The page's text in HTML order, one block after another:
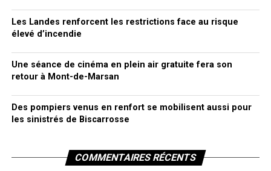
Les Landes renforcent les restrictions face au risque
élevé d’incendie
Une séance de cinéma en plein air gratuite fera son
retour à Mont-de-Marsan
Des pompiers venus en renfort se mobilisent aussi pour
les sinistrés de Biscarrosse
COMMENTAIRES RÉCENTS